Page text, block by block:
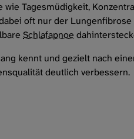
wie Tagesmüdigkeit,
oft nur der
Schlafapnoe
kennt und gezielt nach
deutlich verbessern.